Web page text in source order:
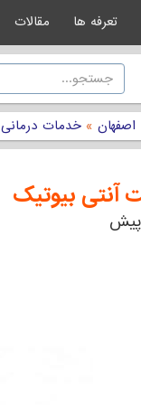
تعرفه ها مقالات
اصفهان » خدمات درمانی
آنتی بیوتیک